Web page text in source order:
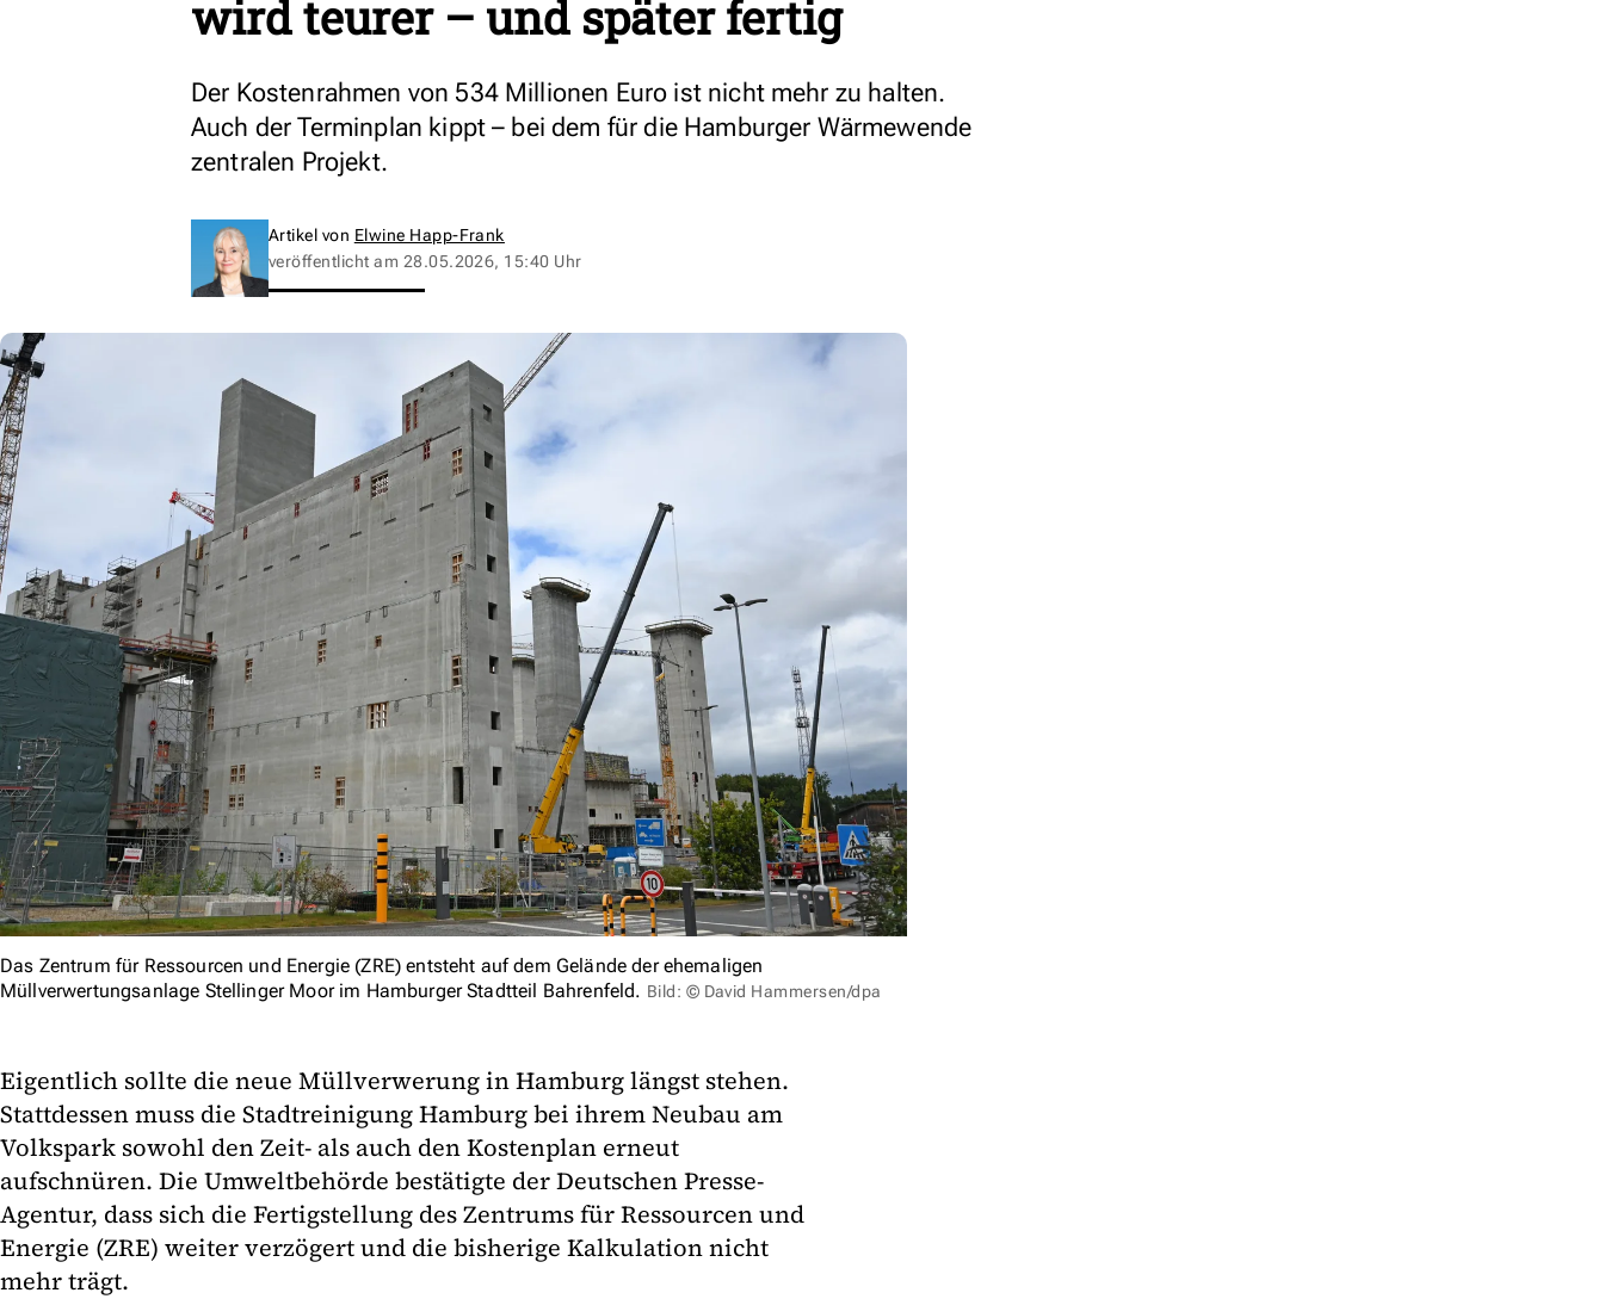
wird teurer – und später fertig
Der Kostenrahmen von 534 Millionen Euro ist nicht mehr zu halten.
Auch der Terminplan kippt – bei dem für die Hamburger Wärmewende
zentralen Projekt.
Artikel von Elwine Happ-Frank
veröffentlicht am 28.05.2026, 15:40 Uhr
Das Zentrum für Ressourcen und Energie (ZRE) entsteht auf dem Gelände der ehemaligen
Müllverwertungsanlage Stellinger Moor im Hamburger Stadtteil Bahrenfeld. Bild: © David Hammersen/dpa
Eigentlich sollte die neue Müllverwerung in Hamburg längst stehen.
Stattdessen muss die Stadtreinigung Hamburg bei ihrem Neubau am
Volkspark sowohl den Zeit- als auch den Kostenplan erneut
aufschnüren. Die Umweltbehörde bestätigte der Deutschen Presse-
Agentur, dass sich die Fertigstellung des Zentrums für Ressourcen und
Energie (ZRE) weiter verzögert und die bisherige Kalkulation nicht
mehr trägt.